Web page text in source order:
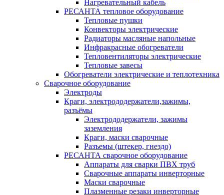
Нагревательный кабель
РЕСАНТА тепловое оборудование
Тепловые пушки
Конвекторы электрические
Радиаторы масляные напольные
Инфракрасные обогреватели
Тепловентиляторы электрические
Тепловые завесы
Обогреватели электрические и теплотехника
Сварочное оборудование
Электроды
Краги, электрододержатели,зажимы,
разъёмы
Электрододержатели, зажимы
заземления
Краги, маски сварочные
Разъемы (штекер, гнездо)
РЕСАНТА сварочное оборудование
Аппараты для сварки ПВХ труб
Сварочные аппараты инверторные
Маски сварочные
Плазменные резаки инверторные